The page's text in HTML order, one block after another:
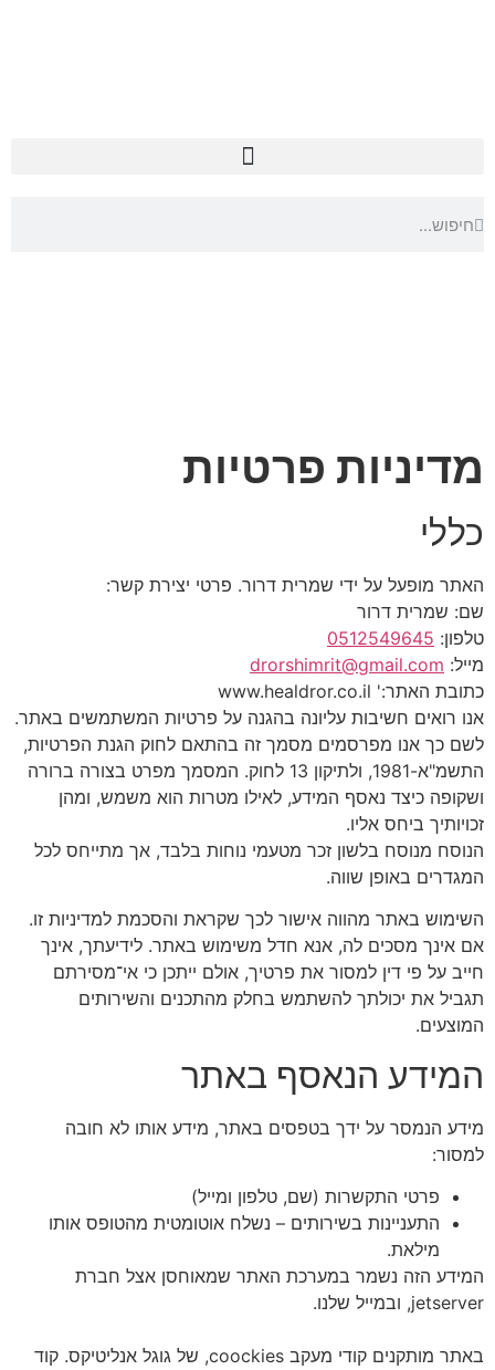
מדיניות פרטיות
כללי
האתר מופעל על ידי שמרית דרור. פרטי יצירת קשר:
שם: שמרית דרור
טלפון: 0512549645
מייל: drorshimrit@gmail.com
כתובת האתר:' www.healdror.co.il
אנו רואים חשיבות עליונה בהגנה על פרטיות המשתמשים באתר.
לשם כך אנו מפרסמים מסמך זה בהתאם לחוק הגנת הפרטיות,
התשמ"א-1981, ולתיקון 13 לחוק. המסמך מפרט בצורה ברורה
ושקופה כיצד נאסף המידע, לאילו מטרות הוא משמש, ומהן
זכויותיך ביחס אליו.
הנוסח מנוסח בלשון זכר מטעמי נוחות בלבד, אך מתייחס לכל
המגדרים באופן שווה.
השימוש באתר מהווה אישור לכך שקראת והסכמת למדיניות זו.
אם אינך מסכים לה, אנא חדל משימוש באתר. לידיעתך, אינך
חייב על פי דין למסור את פרטיך, אולם ייתכן כי אי־מסירתם
תגביל את יכולתך להשתמש בחלק מהתכנים והשירותים
המוצעים.
המידע הנאסף באתר
מידע הנמסר על ידך בטפסים באתר, מידע אותו לא חובה
למסור:​
פרטי התקשרות (שם, טלפון ומייל)
התעניינות בשירותים – נשלח אוטומטית מהטופס אותו
מילאת.
המידע הזה נשמר במערכת האתר שמאוחסן אצל חברת
jetserver, ובמייל שלנו.
באתר מותקנים קודי מעקב coockies, של גוגל אנליטיקס. קוד